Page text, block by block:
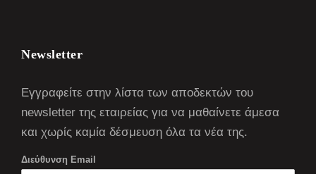
Newsletter
Εγγραφείτε στην λίστα των αποδεκτών του
newsletter της εταιρείας για να μαθαίνετε άμεσα
και χωρίς καμία δέσμευση όλα τα νέα της.
Διεύθυνση Email